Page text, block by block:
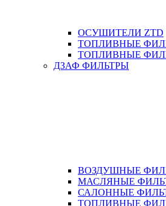
ОСУШИТЕЛИ ZTD
ТОПЛИВНЫЕ
ТОПЛИВНЫЕ
ДЗАФ ФИЛЬТРЫ
ВОЗДУШНЫЕ
МАСЛЯНЫЕ
САЛОННЫЕ
ТОПЛИВНЫЕ